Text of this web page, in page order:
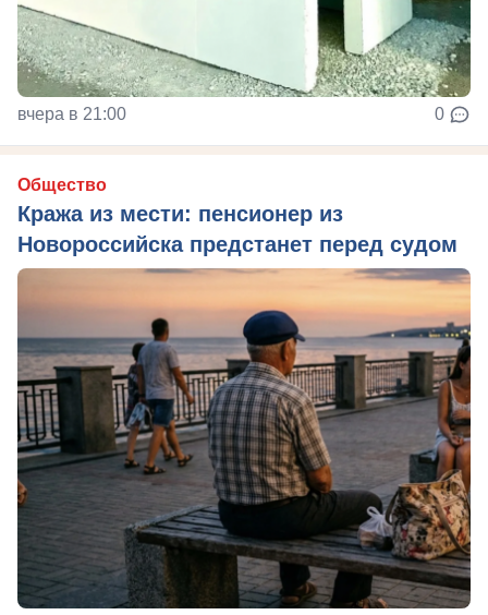
вчера в 21:00 0
Общество
Кража из мести: пенсионер из
Новороссийска предстанет перед судом